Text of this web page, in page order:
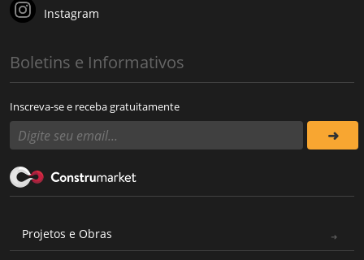
Instagram
Boletins e Informativos
Inscreva-se e receba gratuitamente
Projetos e Obras